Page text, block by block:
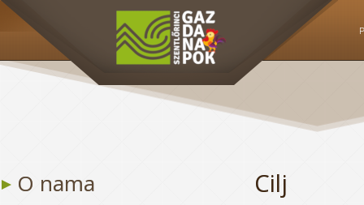
O nama Cilj